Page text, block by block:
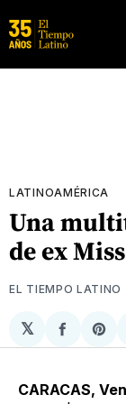
LATINOAMÉRICA
Una
de ex
EL TIEMPO LATINO
𝕏
en
on
CARACAS,